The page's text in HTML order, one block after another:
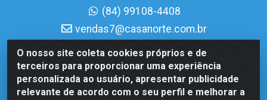
O nosso site coleta cookies próprios e de
terceiros para proporcionar uma experiência
personalizada ao usuário, apresentar publicidade
relevante de acordo com o seu perfil e melhorar a
(84) 99108-4408
vendas7@casanorte.com.br
Casa Norte LTDA - Av. Interventor Mário Câmara, 1815 -
Dix-Sept Rosado, Natal/RN - CEP 59054-600 - CNPJ
08.713.513/0001-51